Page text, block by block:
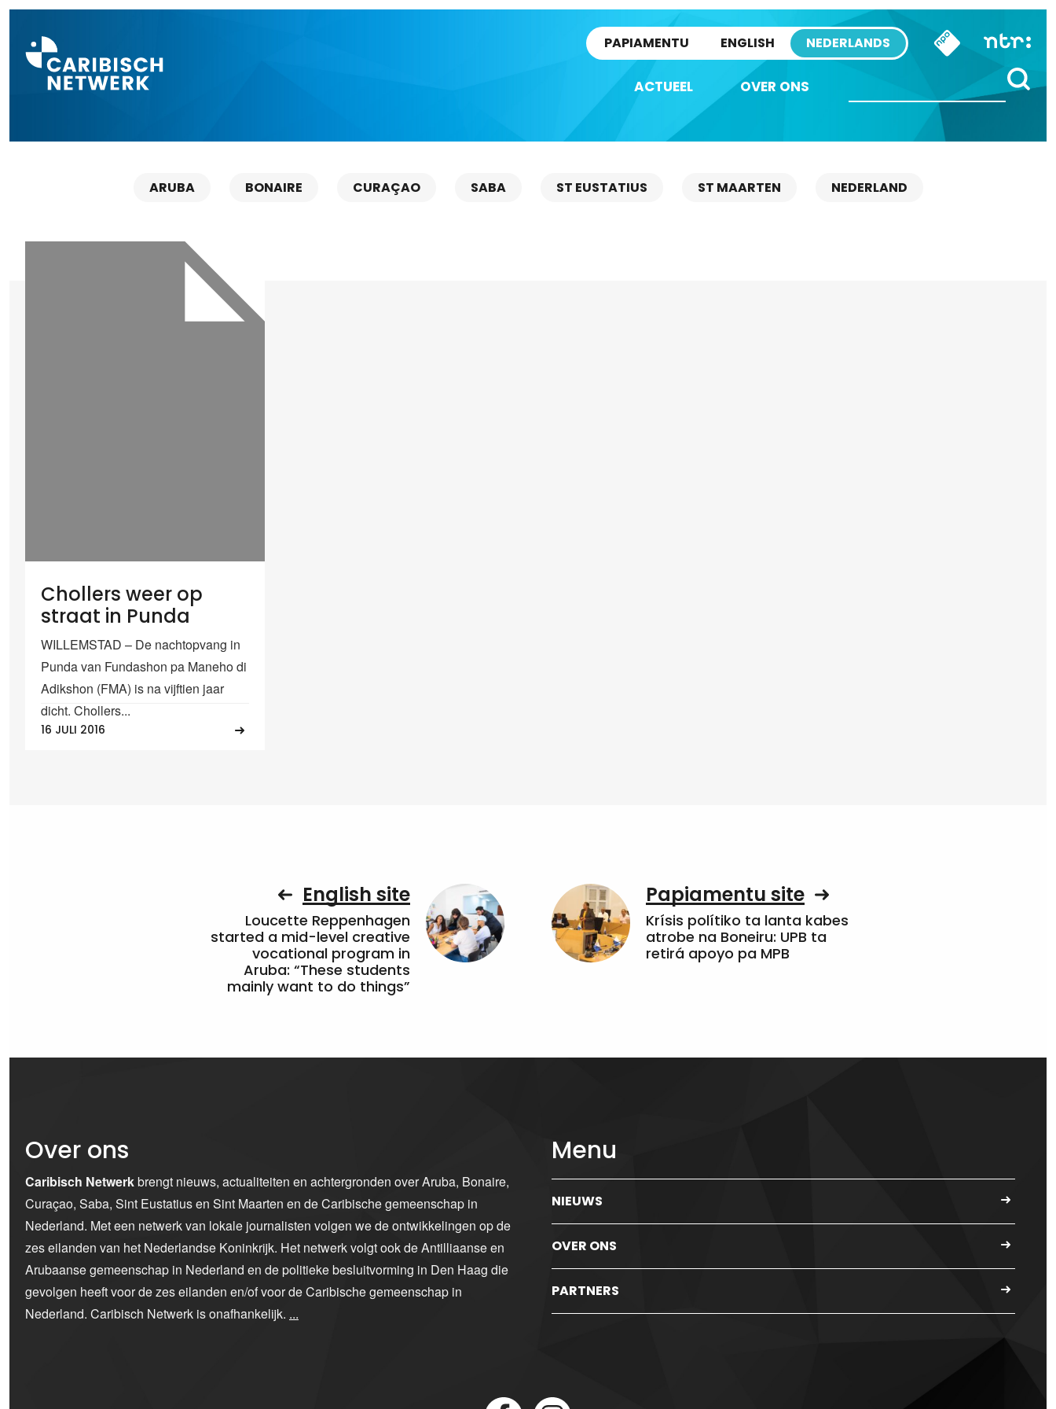
PAPIAMENTU ENGLISH NEDERLANDS
ACTUEEL OVER ONS
ARUBA BONAIRE CURAÇAO SABA ST EUSTATIUS ST MAARTEN NEDERLAND
Chollers weer op
straat in Punda
WILLEMSTAD – De nachtopvang in
Punda van Fundashon pa Maneho di
Adikshon (FMA) is na vijftien jaar
dicht. Chollers...
16 JULI 2016
English site
Loucette Reppenhagen
started a mid-level creative
vocational program in
Aruba: “These students
mainly want to do things”
Papiamentu site
Krísis polítiko ta lanta kabes
atrobe na Boneiru: UPB ta
retirá apoyo pa MPB
Over ons
Caribisch Netwerkbrengt nieuws, actualiteiten en achtergronden over Aruba, Bonaire,
Curaçao, Saba, Sint Eustatius en Sint Maarten en de Caribische gemeenschap in
Nederland. Met een netwerk van lokale journalisten volgen we de ontwikkelingen op de
zes eilanden van het Nederlandse Koninkrijk. Het netwerk volgt ook de Antilliaanse en
Arubaanse gemeenschap in Nederland en de politieke besluitvorming in Den Haag die
gevolgen heeft voor de zes eilanden en/of voor de Caribische gemeenschap in
Nederland. Caribisch Netwerk is onafhankelijk. ...
Menu
NIEUWS
OVER ONS
PARTNERS